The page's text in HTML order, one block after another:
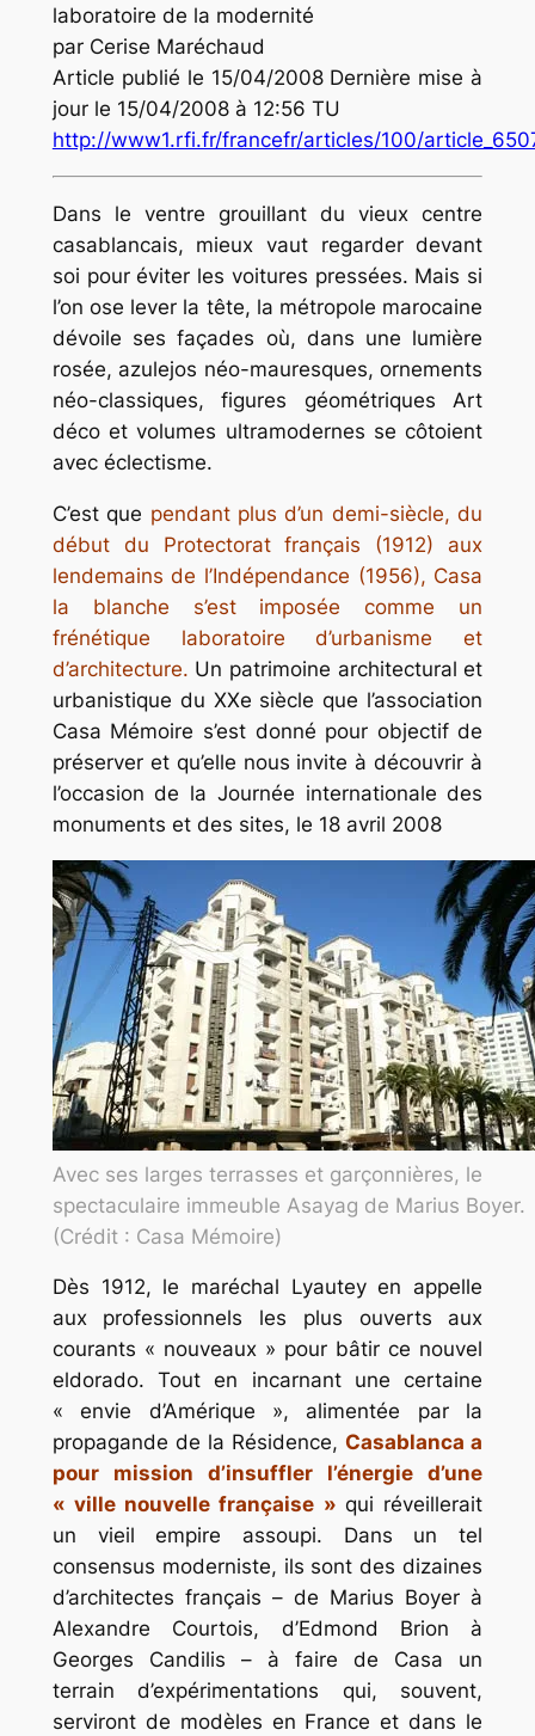
laboratoire de la modernité
par Cerise Maréchaud
Article publié le 15/04/2008 Dernière mise à
jour le 15/04/2008 à 12:56 TU
http://www1.rfi.fr/francefr/articles/100/
Dans le ventre grouillant du vieux centre
casablancais, mieux vaut regarder devant
soi pour éviter les voitures pressées. Mais si
l’on ose lever la tête, la métropole marocaine
dévoile ses façades où, dans une lumière
rosée, azulejos néo-mauresques, ornements
néo-classiques, figures géométriques Art
déco et volumes ultramodernes se côtoient
avec éclectisme.
C’est que pendant plus d’un demi-siècle, du
début du Protectorat français (1912) aux
lendemains de l’Indépendance (1956), Casa
la blanche s’est imposée comme un
frénétique laboratoire d’urbanisme et
d’architecture. Un patrimoine architectural et
urbanistique du XXe siècle que l’association
Casa Mémoire s’est donné pour objectif de
préserver et qu’elle nous invite à découvrir à
l’occasion de la Journée internationale des
monuments et des sites, le 18 avril 2008
Avec ses larges terrasses et garçonnières, le
spectaculaire immeuble Asayag de Marius Boyer.
(Crédit : Casa Mémoire)
Dès 1912, le maréchal Lyautey en appelle
aux professionnels les plus ouverts aux
courants « nouveaux » pour bâtir ce nouvel
eldorado. Tout en incarnant une certaine
« envie d’Amérique », alimentée par la
propagande de la Résidence,Casablanca a
pour mission d’insuffler l’énergie d’une
« ville nouvelle française » qui réveillerait
un vieil empire assoupi. Dans un tel
consensus moderniste, ils sont des dizaines
d’architectes français – de Marius Boyer à
Alexandre Courtois, d’Edmond Brion à
Georges Candilis – à faire de Casa un
terrain d’expérimentations qui, souvent,
serviront de modèles en France et dans le